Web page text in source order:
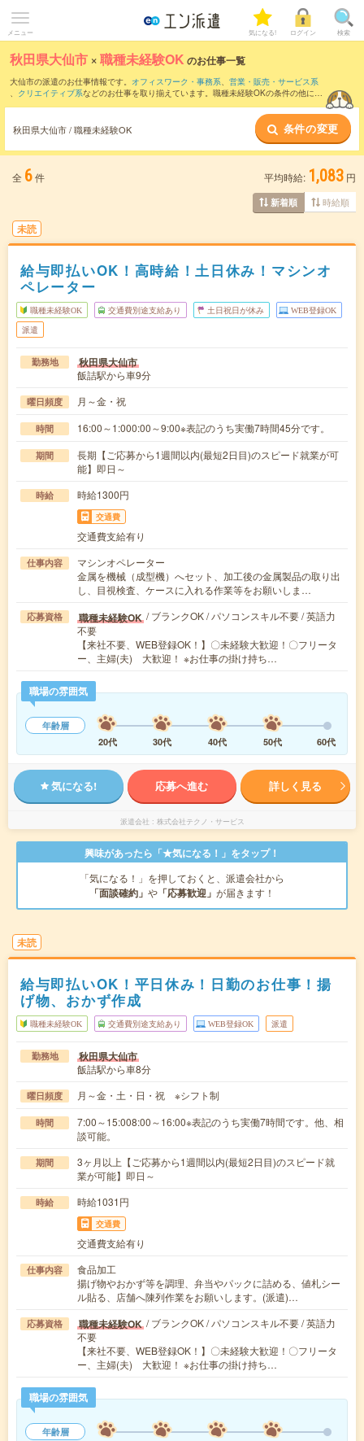
メニュー 気になる! ログイン 検索
秋田県大仙市 ×職種未経験OK のお仕事一覧
大仙市の派遣のお仕事情報です。 オフィスワーク・事務系、 営業・販売・サービス系
、 クリエイティブ系などのお仕事を取り揃えています。職種未経験OKの条件の他に、
秋田県大仙市 / 職種未経験OK 条件の変更
全 6件 平均時給: 1,083 円
新着順 時給順
未読
給与即払いOK！高時給！土日休み！マシンオ
ペレーター
職種未経験OK 交通費別途支給あり 土日祝日が休み WEB登録OK
派遣
勤務地 秋田県大仙市
飯詰駅から車9分
曜日頻度 月～金・祝
時間 16:00～1:000:00～9:00※表記のうち実働7時間45分です。
期間
長期【ご応募から1週間以内(最短2日目)のスピード就業が可
能】即日～
時給 時給1300円
交通費
交通費支給有り
仕事内容
マシンオペレーター
金属を機械（成型機）へセット、加工後の金属製品の取り出
し、目視検査、ケースに入れる作業等をお願いしま…
応募資格 職種未経験OK / ブランクOK / パソコンスキル不要 / 英語力
不要
【来社不要、WEB登録OK！】〇未経験大歓迎！〇フリータ
ー、主婦(夫) 大歓迎！ ※お仕事の掛け持ち…
職場の雰囲気
年齢層
20代
30代 40代 50代 60代
気になる! 応募へ進む 詳しく見る
派遣会社 株式会社テクノ・サービス
興味があったら「★気になる！」をタップ！
「気になる！」を押しておくと、派遣会社から
「面談確約」 や 「応募歓迎」 が届きます！
未読
給与即払いOK！平日休み！日勤のお仕事！揚
げ物、おかず作成
職種未経験OK 交通費別途支給あり WEB登録OK 派遣
勤務地 秋田県大仙市
飯詰駅から車8分
曜日頻度 月～金・土・日・祝 ※シフト制
時間
7:00～15:008:00～16:00※表記のうち実働7時間です。他、相
談可能。
期間
3ヶ月以上【ご応募から1週間以内(最短2日目)のスピード就
業が可能】即日～
時給 時給1031円
交通費
交通費支給有り
仕事内容
食品加工
揚げ物やおかず等を調理、弁当やパックに詰める、値札シー
ル貼る、店舗へ陳列作業をお願いします。(派遣)…
応募資格 職種未経験OK / ブランクOK / パソコンスキル不要 / 英語力
不要
【来社不要、WEB登録OK！】〇未経験大歓迎！〇フリータ
ー、主婦(夫) 大歓迎！ ※お仕事の掛け持ち…
職場の雰囲気
年齢層